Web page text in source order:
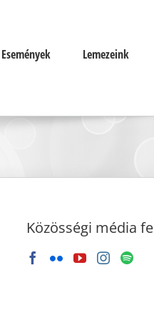
Események Lemezeink
Közösségi média